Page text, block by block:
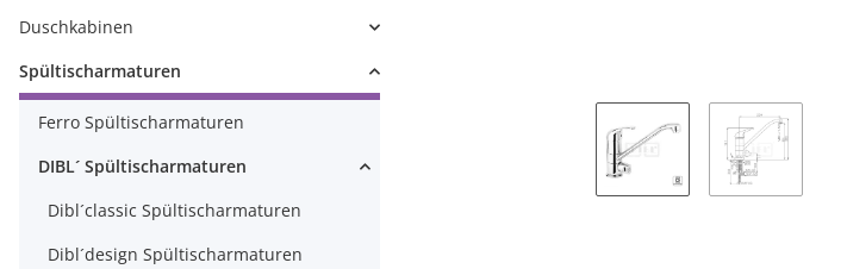
Duschkabinen
Spültischarmaturen
Ferro Spültischarmaturen
DIBL´ Spültischarmaturen
Dibl´classic Spültischarmaturen
Dibl´design Spültischarmaturen